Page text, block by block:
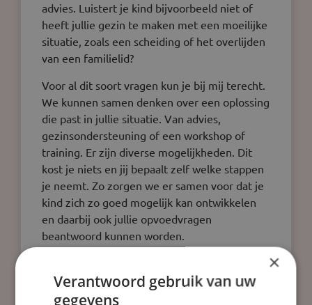
advies. Luistert je kind bijvoorbeeld niet of
heeft jullie gezin te maken met een moeilijke
situatie, zoals een scheiding of het overlijden
van een familielid?
Voor al dit soort vragen kun je bij mij terecht.
We kunnen samen denken over een oplossing
die past in jullie situatie. Van advies,
gezinsondersteuning of een workshop of
training. Er zijn diverse mogelijkheden. Dit
kost je niets en jij bepaalt zelf welke stappen
je neemt. Zo zorgen we er samen voor dat je
kind zich zo goed mogelijk kan ontwikkelen
en daarbij ook jullie opvoedvragen
beantwoord kunnen worden.
de week op school zijn vanaf 08.30 uur. Je kan
mij dan vragen stellen of een afspraak maken
×
Verantwoord gebruik van uw
gegevens